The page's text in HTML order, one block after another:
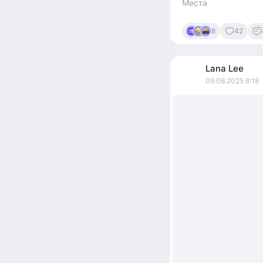
Места
8 42
Lana Lee
09.08.2025 8:18